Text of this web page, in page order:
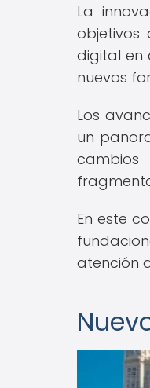
La
objetivos
digital en
nuevos
Los
un
En este
atención